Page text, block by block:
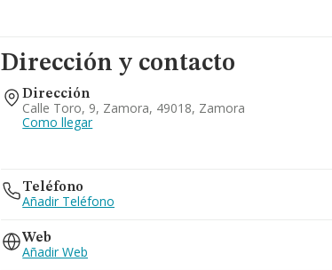
Dirección y contacto
Dirección
Calle Toro, 9, Zamora, 49018, Zamora
Como llegar
Teléfono
Añadir Teléfono
Web
Añadir Web